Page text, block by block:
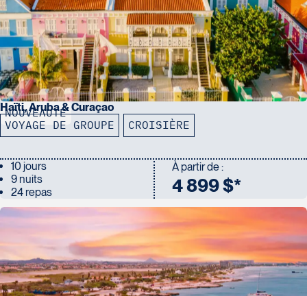
NOUVEAUTÉ
Haïti, Aruba & Curaçao
VOYAGE DE GROUPE CROISIÈRE
10 jours
9 nuits
24 repas
À partir de :
4 899 $*